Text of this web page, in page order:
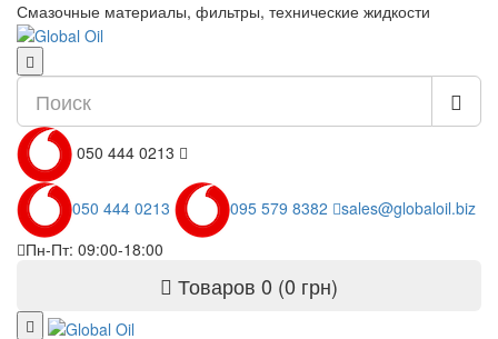
Смазочные материалы, фильтры, технические жидкости
050 444 0213
050 444 0213 095 579 8382
sales@globaloil.biz
Пн-Пт: 09:00-18:00
Товаров 0 (0 грн)